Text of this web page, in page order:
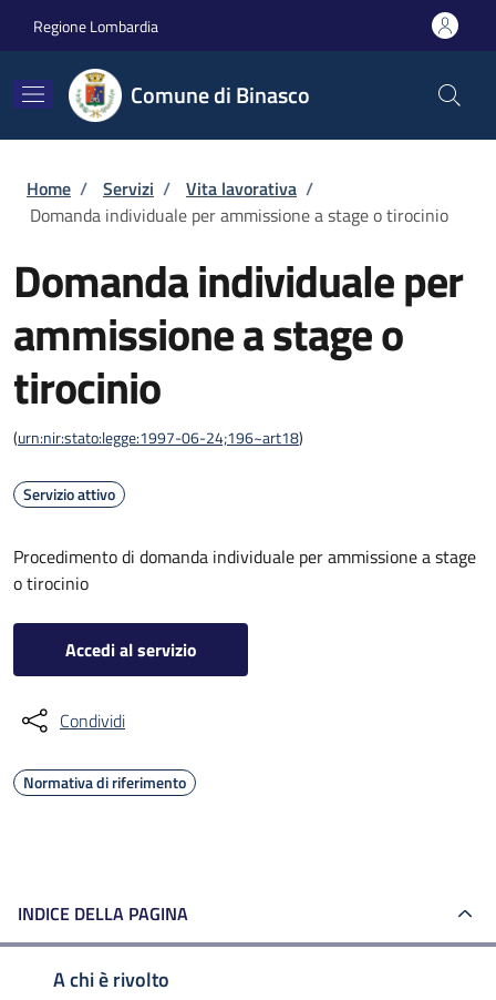
Regione Lombardia
Comune di Binasco
Briciole di pane
Home / Servizi / Vita lavorativa /
Domanda individuale per ammissione a stage o tirocinio
Domanda individuale per
ammissione a stage o
tirocinio
(urn:nir:stato:legge:1997-06-24;196~art18)
Servizio attivo
Procedimento di domanda individuale per ammissione a stage
o tirocinio
Accedi al servizio
Condividi
Normativa di riferimento
INDICE DELLA PAGINA
A chi è rivolto